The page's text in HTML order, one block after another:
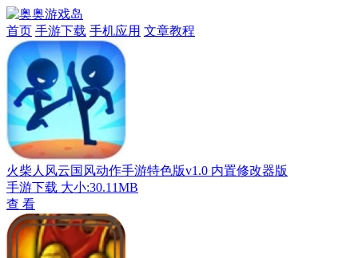
首页 手游下载 手机应用 文章教程
火柴人风云国风动作手游特色版v1.0 内置修改器版
手游下载 大小:30.11MB
查 看